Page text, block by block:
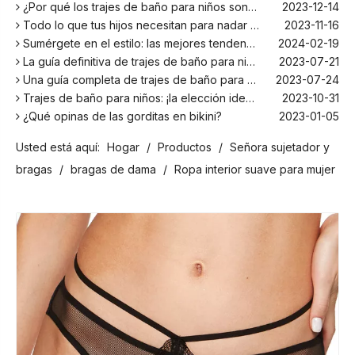
¿Por qué los trajes de baño para niños son más cómodos con elastano?
2023-12-14
Todo lo que tus hijos necesitan para nadar este verano
2023-11-16
Sumérgete en el estilo: las mejores tendencias en trajes de baño para niños de la temporada
2024-02-19
La guía definitiva de trajes de baño para niños: comodidad, diseño y seguridad
2023-07-21
Una guía completa de trajes de baño para niños: comodidad, estilo y seguridad para divertirse bajo el sol
2023-07-24
Trajes de baño para niños: ¡la elección ideal para tus hijos!
2023-10-31
¿Qué opinas de las gorditas en bikini?
2023-01-05
¡El principal fabricante de trajes de baño en Bali!
2024-02-22
¡Date un chapuzón con los trajes de baño para niños más populares de la temporada!
2024-02-02
¿Por qué los trajes de baño para niños son más cómodos con elastano?
2023-12-14
2023-11-16
Sumérgete en el estilo: las mejores tendencias en trajes de baño para niños de la temporada
2024-02-19
La guía definitiva de trajes de baño para niños: comodidad, diseño y seguridad
2023-07-21
Una guía completa de trajes de baño para niños: comodidad, estilo y seguridad para divertirse bajo el sol
2023-07-24
Usted está aquí: Hogar / Productos / Señora sujetador y
bragas
/ bragas de dama / Ropa interior suave para mujer